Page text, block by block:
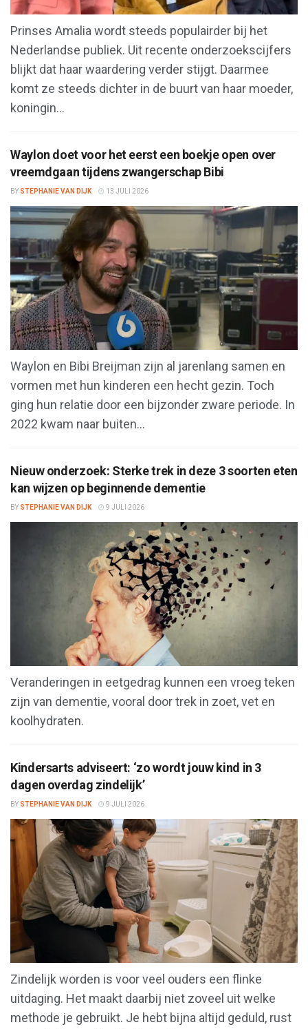
Prinses Amalia wordt steeds populairder bij het
Nederlandse publiek. Uit recente onderzoekscijfers
blijkt dat haar waardering verder stijgt. Daarmee
komt ze steeds dichter in de buurt van haar moeder,
koningin...
Waylon doet voor het eerst een boekje open over
vreemdgaan tijdens zwangerschap Bibi
BY STEPHANIE VAN DIJK 13 JULI 2026
Waylon en Bibi Breijman zijn al jarenlang samen en
vormen met hun kinderen een hecht gezin. Toch
ging hun relatie door een bijzonder zware periode. In
2022 kwam naar buiten...
Nieuw onderzoek: Sterke trek in deze 3 soorten eten
kan wijzen op beginnende dementie
BY STEPHANIE VAN DIJK 9 JULI 2026
Veranderingen in eetgedrag kunnen een vroeg teken
zijn van dementie, vooral door trek in zoet, vet en
koolhydraten.
Kindersarts adviseert: ‘zo wordt jouw kind in 3
dagen overdag zindelijk’
BY STEPHANIE VAN DIJK 9 JULI 2026
Zindelijk worden is voor veel ouders een flinke
uitdaging. Het maakt daarbij niet zoveel uit welke
methode je gebruikt. Je hebt bijna altijd geduld, rust